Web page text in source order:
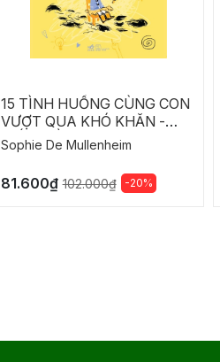
15 TÌNH HUỐNG CÙNG CON
VƯỢT QUA KHÓ KHĂN -
BIẾN ĐIỀU KHÔNG MONG
MUỐN THÀNH NIỀM VUI
Sophie De Mullenheim
81.600₫ 102.000₫ -20%